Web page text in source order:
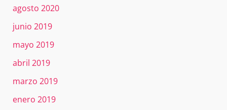
agosto 2020
junio 2019
mayo 2019
abril 2019
marzo 2019
enero 2019